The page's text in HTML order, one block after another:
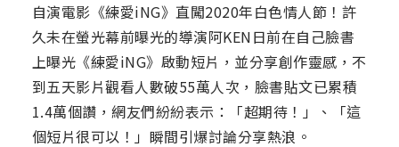
自演電影《練愛iNG》直闖2020年白色情人節！許
久未在螢光幕前曝光的導演阿KEN日前在自己臉書
上曝光《練愛iNG》啟動短片，並分享創作靈感，不
到五天影片觀看人數破55萬人次，臉書貼文已累積
1.4萬個讚，網友們紛紛表示：「超期待！」、「這
個短片很可以！」瞬間引爆討論分享熱浪。